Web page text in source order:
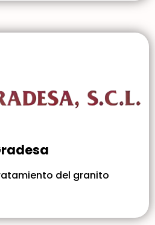
del granito